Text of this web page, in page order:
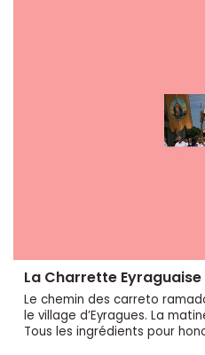
La Charrette Eyraguaise
Le chemin des carreto
le village d’Eyragues. La
Tous les ingrédients pour